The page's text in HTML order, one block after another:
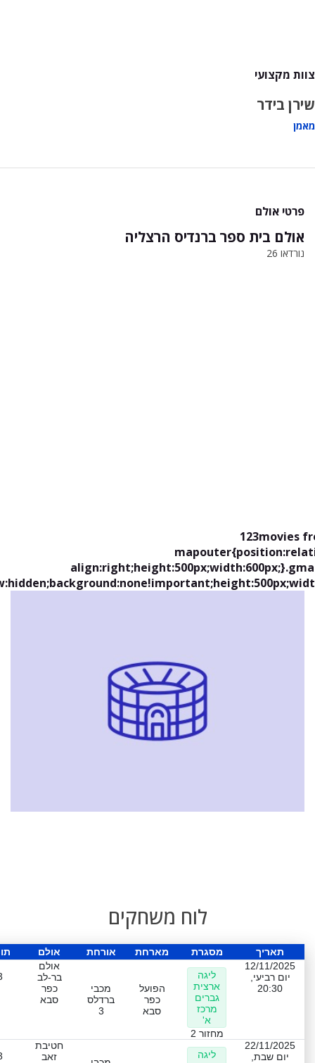
צוות מקצועי
שירן בידר
מאמן
פרטי אולם
אולם בית ספר ברנדיס הרצליה
נורדאו 26
123movies
לוח משחקים
תאריך מסגרת מארחת אורחת אולם
12/11/2025
יום רביעי,
20:30
ליגה
ארצית
גברים
מרכז
א'
מחזור 2
הפועל
כפר
סבא
מכבי
ברדלס
3
אולם
בר-לב
כפר
סבא
22/11/2025
יום שבת,
ליגה
חטיבת
זאב